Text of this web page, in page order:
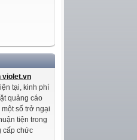
violet.vn
tại, kinh phí
quảng cáo
số trở ngại
tiện trong
cấp chức